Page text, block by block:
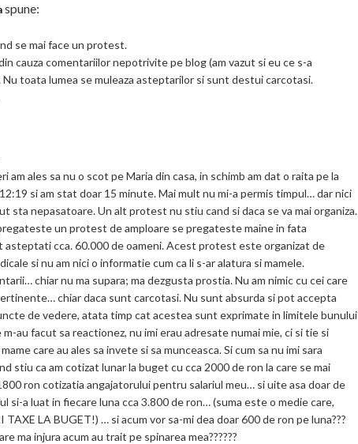
spune:
se mai face un protest.
cauza comentariilor nepotrivite pe blog (am vazut si eu ce s-a
Nu toata lumea se muleaza asteptarilor si sunt destui carcotasi.
am ales sa nu o scot pe Maria din casa, in schimb am dat o raita pe la
si am stat doar 15 minute. Mai mult nu mi-a permis timpul… dar nici
sta nepasatoare. Un alt protest nu stiu cand si daca se va mai organiza.
un protest de amploare se pregateste maine in fata
asteptati cca. 60.000 de oameni. Acest protest este organizat de
si nu am nici o informatie cum ca li s-ar alatura si mamele.
chiar nu ma supara; ma dezgusta prostia. Nu am nimic cu cei care
chiar daca sunt carcotasi. Nu sunt absurda si pot accepta
de vedere, atata timp cat acestea sunt exprimate in limitele bunului
m-au facut sa reactionez, nu imi erau adresate numai mie, ci si tie si
care au ales sa invete si sa munceasca. Si cum sa nu imi sara
stiu ca am cotizat lunar la buget cu cca 2000 de ron la care se mai
ron cotizatia angajatorului pentru salariul meu… si uite asa doar de
si-a luat in fiecare luna cca 3.800 de ron… (suma este o medie care,
LA BUGET!) … si acum vor sa-mi dea doar 600 de ron pe luna???
ma injura acum au trait pe spinarea mea??????